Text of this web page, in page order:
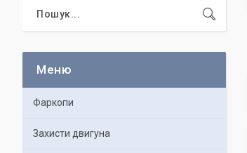
Фаркопи
Захисти двигуна